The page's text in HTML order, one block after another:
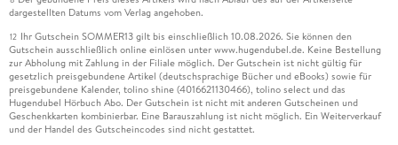
dargestellten Datums vom Verlag angehoben.
12 Ihr Gutschein SOMMER13 gilt bis einschließlich 10.08.2026. Sie können den
Gutschein ausschließlich online einlösen unter www.hugendubel.de. Keine Bestellung
zur Abholung mit Zahlung in der Filiale möglich. Der Gutschein ist nicht gültig für
gesetzlich preisgebundene Artikel (deutschsprachige Bücher und eBooks) sowie für
preisgebundene Kalender, tolino shine (4016621130466), tolino select und das
Hugendubel Hörbuch Abo. Der Gutschein ist nicht mit anderen Gutscheinen und
Geschenkkarten kombinierbar. Eine Barauszahlung ist nicht möglich. Ein Weiterverkauf
und der Handel des Gutscheincodes sind nicht gestattet.